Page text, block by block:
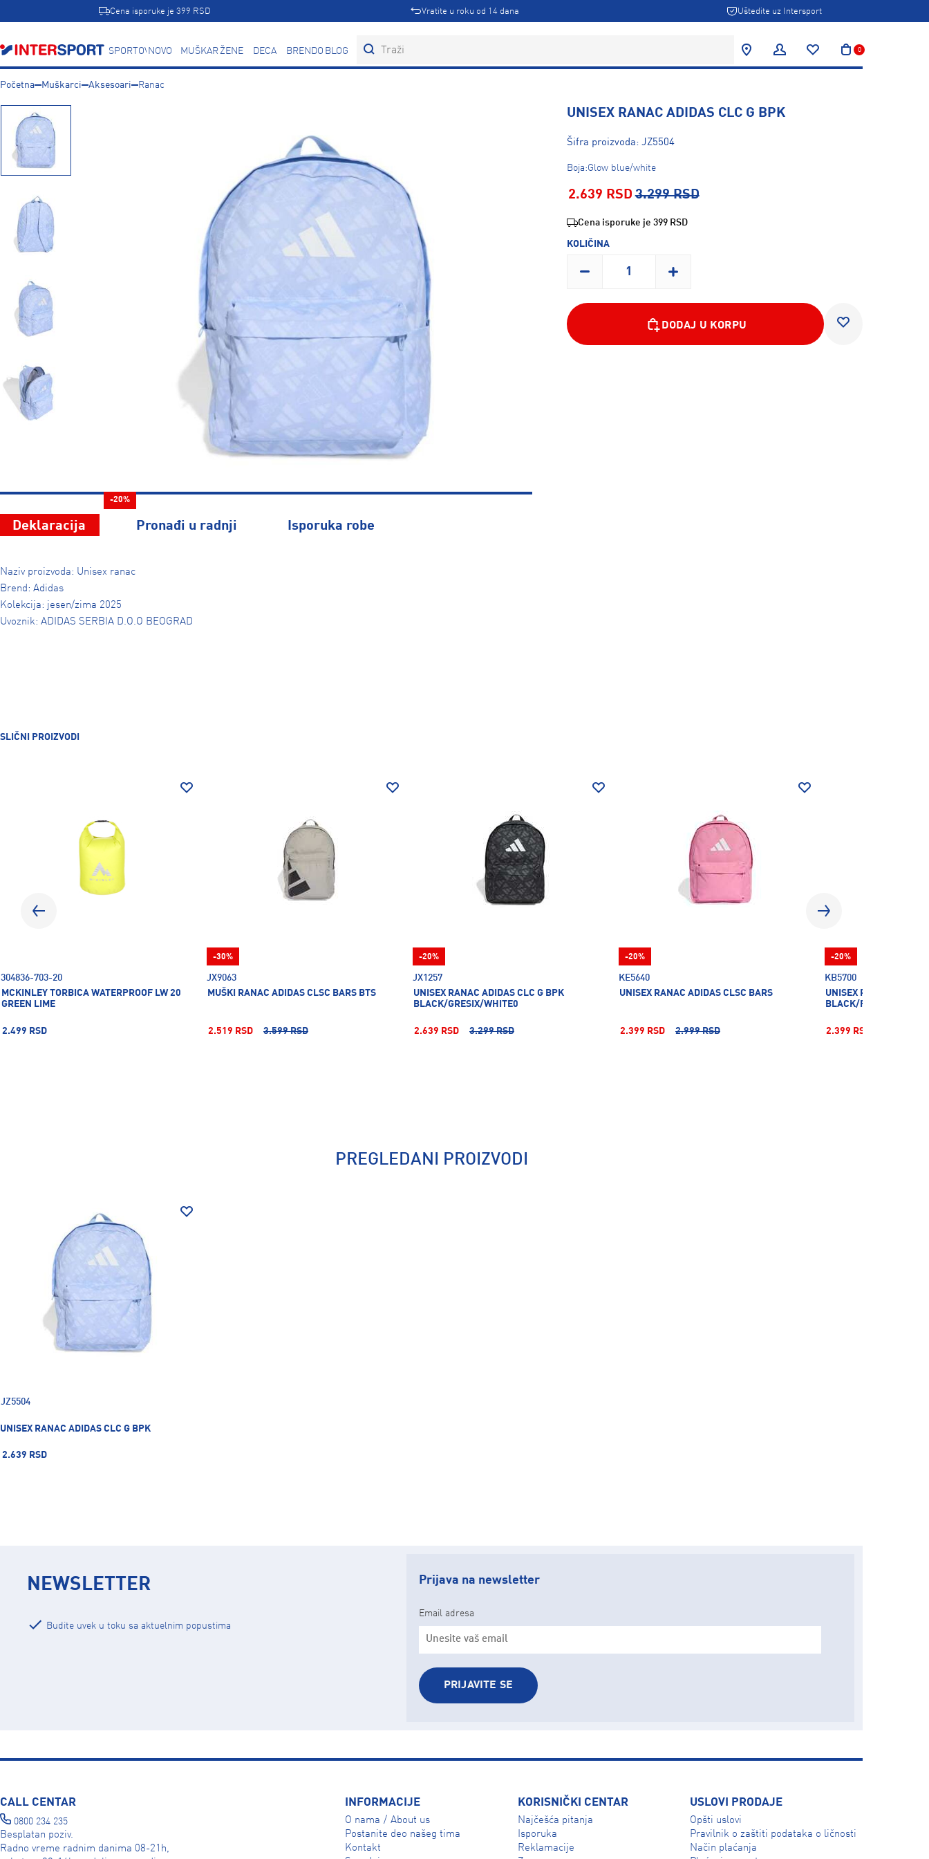
Cena isporuke je 399 RSD Vratite u roku od 14 dana Uštedite uz Intersport
SPORTOVINOVO MUŠKARCIŽENE DECA BRENDOVIBLOG 0
Početna Muškarci Aksesoari Ranac
-20%
Deklaracija Pronađi u radnji Isporuka robe
Naziv proizvoda: Unisex ranac
Brend: Adidas
Kolekcija: jesen/zima 2025
Uvoznik: ADIDAS SERBIA D.O.O BEOGRAD
UNISEX RANAC ADIDAS CLC G BPK
Šifra proizvoda: JZ5504
Boja:Glow blue/white
2.639 RSD 3.299 RSD
Cena isporuke je 399 RSD
KOLIČINA
DODAJ U KORPU
SLIČNI PROIZVODI
304836-703-20
MCKINLEY TORBICA WATERPROOF LW 20
GREEN LIME
2.499 RSD
JX9063
MUŠKI RANAC ADIDAS CLSC BARS BTS
2.519 RSD 3.599 RSD
-30%
JX1257
UNISEX RANAC ADIDAS CLC G BPK
BLACK/GRESIX/WHITE0
2.639 RSD 3.299 RSD
-20%
KE5640
UNISEX RANAC ADIDAS CLSC BARS
2.399 RSD 2.999 RSD
-20%
KB5700
UNISEX RANAC
BLACK/PURRUB0
2.399 RSD
-20%
PREGLEDANI PROIZVODI
JZ5504
UNISEX RANAC ADIDAS CLC G BPK
2.639 RSD
NEWSLETTER
Budite uvek u toku sa aktuelnim popustima
Prijava na newsletter
Email adresa
PRIJAVITE SE
CALL CENTAR
0800 234 235
Besplatan poziv.
Radno vreme radnim danima 08-21h,
INFORMACIJE
O nama / About us
Postanite deo našeg tima
Kontakt
KORISNIČKI CENTAR
Najčešća pitanja
Isporuka
Reklamacije
USLOVI PRODAJE
Opšti uslovi
Pravilnik o zaštiti podataka o ličnosti
Način plaćanja